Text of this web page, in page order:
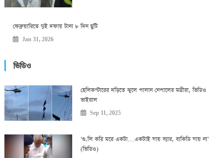
ফেব্রুয়ারিতে দুই দফায় টানা ৮ দিন ছুটি
Jan 31, 2026
ভিডিও
হেলিকপ্টারের দড়িতে ঝুলে পালান নেপালের মন্ত্রীরা, ভিডিও
ভাইরাল
Sep 11, 2025
‘গু.লি করি মরে একটা…একটাই যায় স্যার, বাকিডি যায় না’
(ভিডিও)